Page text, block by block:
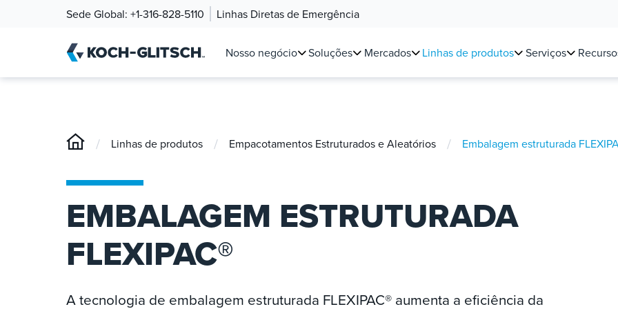
Sede Global: +1-316-828-5110 Linhas Diretas de Emergência
Nosso negócio Soluções Mercados Linhas de produtos Serviços
/ Linhas de produtos / Empacotamentos Estruturados e Aleatórios / Embalagem estruturada
EMBALAGEM ESTRUTURADA
FLEXIPAC®
A tecnologia de embalagem estruturada FLEXIPAC® aumenta a eficiência da